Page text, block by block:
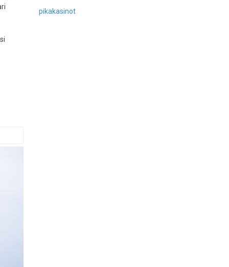
pikakasinot